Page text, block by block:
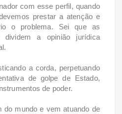
com esse perfil, quando
prestar a atenção e
o problema. Sei que as
dividem a opinião jurídica
a corda, perpetuando
de golpe de Estado,
de poder.
do mundo e vem atuando de